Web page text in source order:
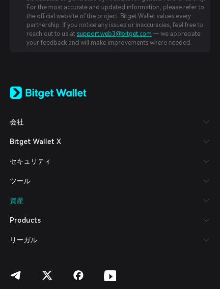
For the most accurate and updated information, please refer to
the official website of the project. Bitget Wallet values every
partnership. If you notice any issues or inaccuracies, feel free to
reach out to us at support.web3@bitget.com — we appreciate
your feedback and will make improvements where needed.
日本語
Español (Latinoamérica)
Italiano
Deutsch
繁體中文
Bahasa Indonesia
Español (Argentina)
会社
Bitget Wallet X
セキュリティ
ツール
資産
Products
リーガル